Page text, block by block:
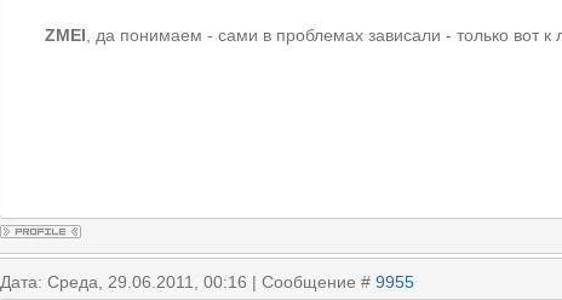
ZMEI , да понимаем - сами в проблемах зависали - только вот к
Дата: Среда, 29.06.2011, 00:16 | Сообщение # 9955